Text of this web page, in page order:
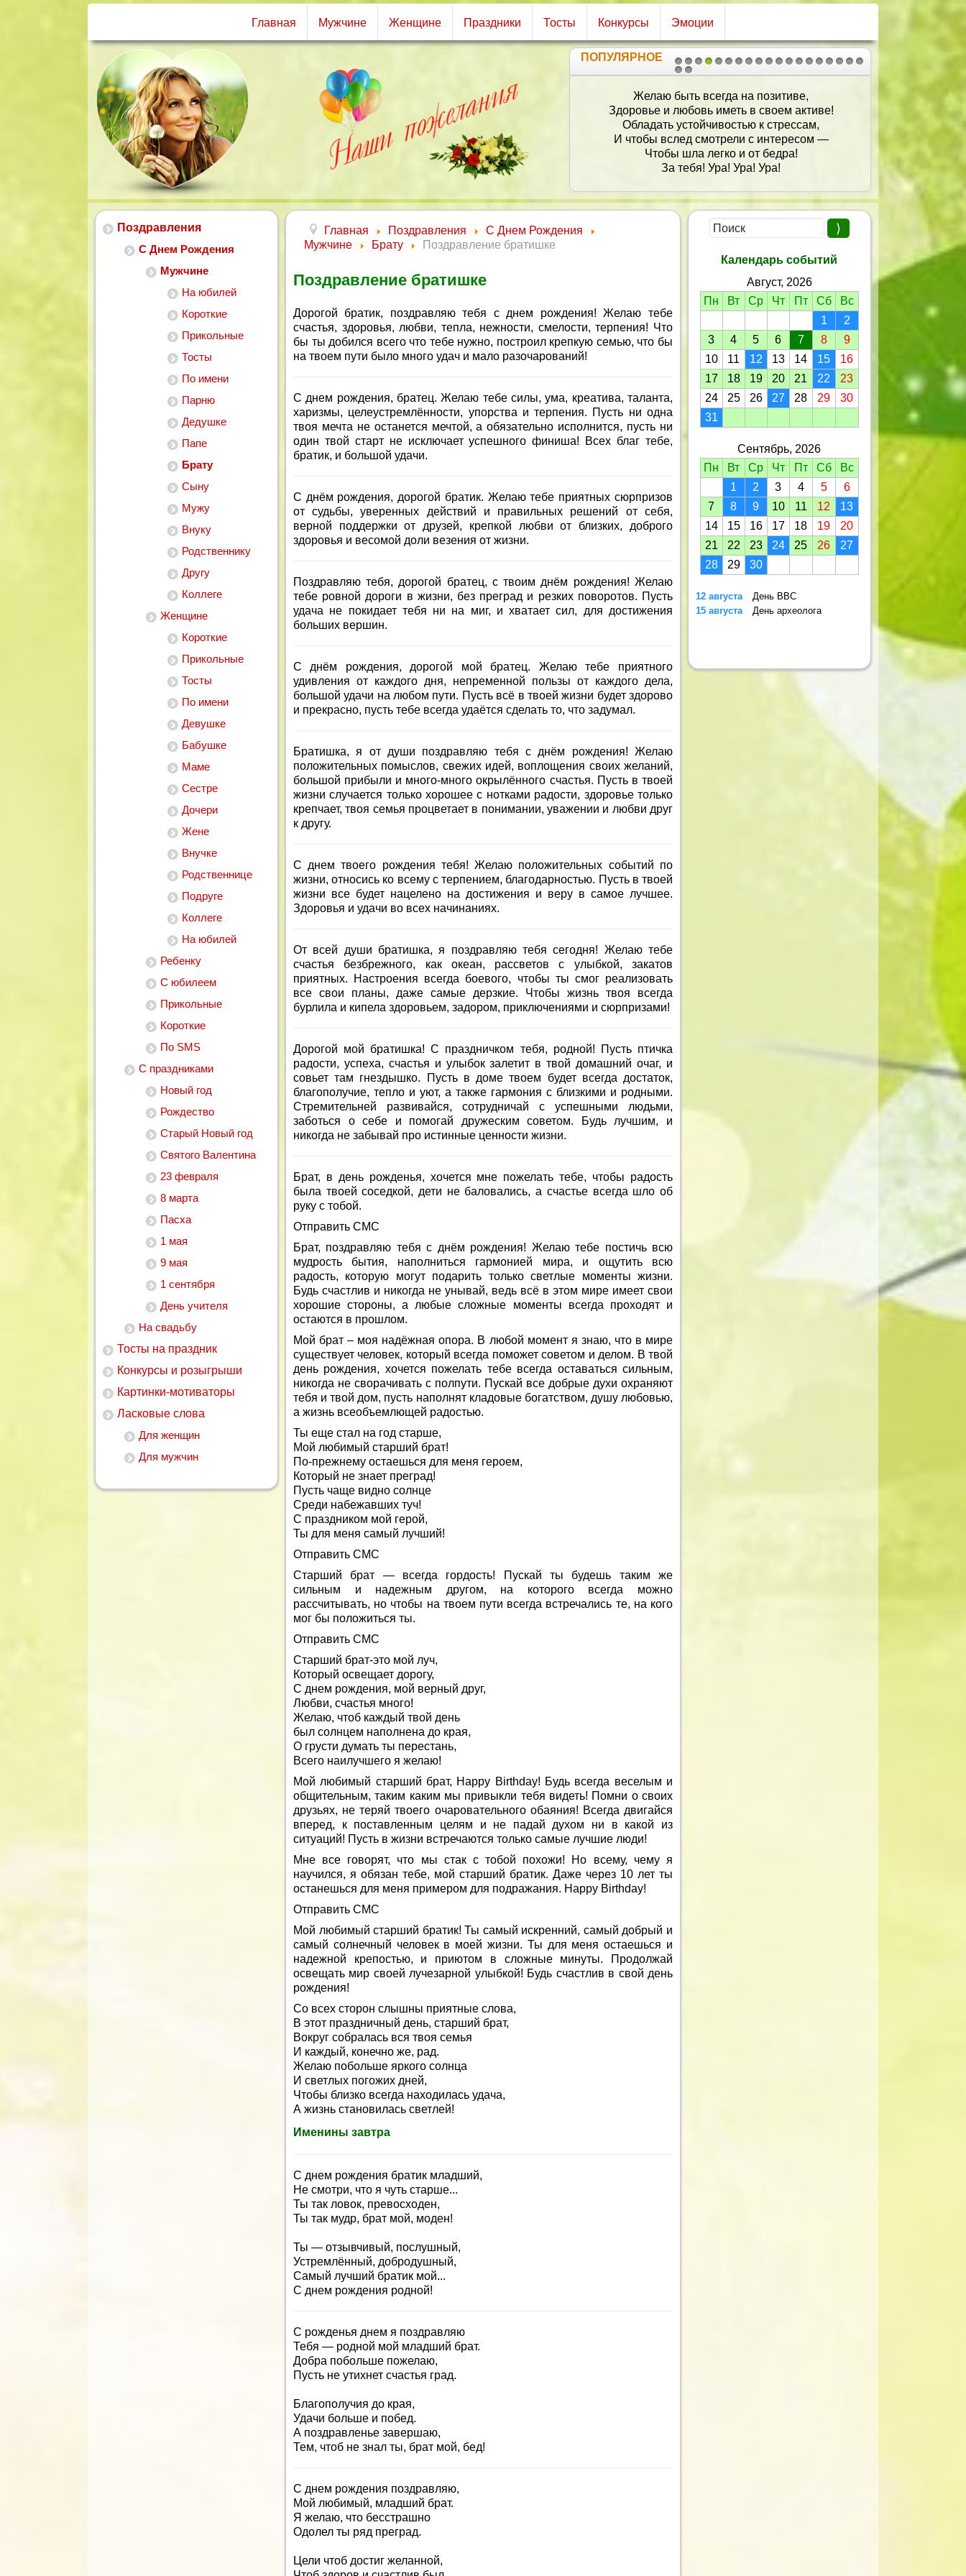
Главная Мужчине Женщине Праздники Тосты Конкурсы Эмоции
1 2
2021
ПОПУЛЯРНОЕ
Желаю быть всегда на позитиве,
Здоровье и любовь иметь в своем активе!
Обладать устойчивостью к стрессам,
И чтобы вслед смотрели с интересом —
Чтобы шла легко и от бедра!
За тебя! Ура! Ура! Ура!
Поздравления
С Днем Рождения
Мужчине
На юбилей
Короткие
Прикольные
Тосты
По имени
Парню
Дедушке
Папе
Брату
Сыну
Мужу
Внуку
Родственнику
Другу
Коллеге
Женщине
Короткие
Прикольные
Тосты
По имени
Девушке
Бабушке
Маме
Сестре
Дочери
Жене
Внучке
Родственнице
Подруге
Коллеге
На юбилей
Ребенку
С юбилеем
Прикольные
Короткие
По SMS
С праздниками
Новый год
Рождество
Старый Новый год
Святого Валентина
23 февраля
8 марта
Пасха
1 мая
9 мая
1 сентября
День учителя
На свадьбу
Тосты на праздник
Конкурсы и розыгрыши
Картинки-мотиваторы
Ласковые слова
Для женщин
Для мужчин
Главная Поздравления
С Днем Рождения
Мужчине
Брату Поздравление братишке
Поздравление братишке
Дорогой братик, поздравляю тебя с днем рождения! Желаю тебе
счастья, здоровья, любви, тепла, нежности, смелости, терпения! Что
бы ты добился всего что тебе нужно, построил крепкую семью, что бы
на твоем пути было много удач и мало разочарований!
С днем рождения, братец. Желаю тебе силы, ума, креатива, таланта,
харизмы, целеустремлённости, упорства и терпения. Пусть ни одна
твоя мечта не останется мечтой, а обязательно исполнится, пусть ни
один твой старт не исключает успешного финиша! Всех благ тебе,
братик, и большой удачи.
С днём рождения, дорогой братик. Желаю тебе приятных сюрпризов
от судьбы, уверенных действий и правильных решений от себя,
верной поддержки от друзей, крепкой любви от близких, доброго
здоровья и весомой доли везения от жизни.
Поздравляю тебя, дорогой братец, с твоим днём рождения! Желаю
тебе ровной дороги в жизни, без преград и резких поворотов. Пусть
удача не покидает тебя ни на миг, и хватает сил, для достижения
больших вершин.
С днём рождения, дорогой мой братец. Желаю тебе приятного
удивления от каждого дня, непременной пользы от каждого дела,
большой удачи на любом пути. Пусть всё в твоей жизни будет здорово
и прекрасно, пусть тебе всегда удаётся сделать то, что задумал.
Братишка, я от души поздравляю тебя с днём рождения! Желаю
положительных помыслов, свежих идей, воплощения своих желаний,
большой прибыли и много-много окрылённого счастья. Пусть в твоей
жизни случается только хорошее с нотками радости, здоровье только
крепчает, твоя семья процветает в понимании, уважении и любви друг
к другу.
С днем твоего рождения тебя! Желаю положительных событий по
жизни, относись ко всему с терпением, благодарностью. Пусть в твоей
жизни все будет нацелено на достижения и веру в самое лучшее.
Здоровья и удачи во всех начинаниях.
От всей души братишка, я поздравляю тебя сегодня! Желаю тебе
счастья безбрежного, как океан, рассветов с улыбкой, закатов
приятных. Настроения всегда боевого, чтобы ты смог реализовать
все свои планы, даже самые дерзкие. Чтобы жизнь твоя всегда
бурлила и кипела здоровьем, задором, приключениями и сюрпризами!
Дорогой мой братишка! С праздничком тебя, родной! Пусть птичка
радости, успеха, счастья и улыбок залетит в твой домашний очаг, и
совьет там гнездышко. Пусть в доме твоем будет всегда достаток,
благополучие, тепло и уют, а также гармония с близкими и родными.
Стремительней развивайся, сотрудничай с успешными людьми,
заботься о себе и помогай дружеским советом. Будь лучшим, и
никогда не забывай про истинные ценности жизни.
Брат, в день рожденья, хочется мне пожелать тебе, чтобы радость
была твоей соседкой, дети не баловались, а счастье всегда шло об
руку с тобой.
Отправить СМС
Брат, поздравляю тебя с днём рождения! Желаю тебе постичь всю
мудрость бытия, наполниться гармонией мира, и ощутить всю
радость, которую могут подарить только светлые моменты жизни.
Будь счастлив и никогда не унывай, ведь всё в этом мире имеет свои
хорошие стороны, а любые сложные моменты всегда проходят и
остаются в прошлом.
Мой брат – моя надёжная опора. В любой момент я знаю, что в мире
существует человек, который всегда поможет советом и делом. В твой
день рождения, хочется пожелать тебе всегда оставаться сильным,
никогда не сворачивать с полпути. Пускай все добрые духи охраняют
тебя и твой дом, пусть наполнят кладовые богатством, душу любовью,
а жизнь всеобъемлющей радостью.
Ты еще стал на год старше,
Мой любимый старший брат!
По-прежнему остаешься для меня героем,
Который не знает преград!
Пусть чаще видно солнце
Среди набежавших туч!
С праздником мой герой,
Ты для меня самый лучший!
Отправить СМС
Старший брат — всегда гордость! Пускай ты будешь таким же
сильным и надежным другом, на которого всегда можно
рассчитывать, но чтобы на твоем пути всегда встречались те, на кого
мог бы положиться ты.
Отправить СМС
Старший брат-это мой луч,
Который освещает дорогу,
С днем рождения, мой верный друг,
Любви, счастья много!
Желаю, чтоб каждый твой день
был солнцем наполнена до края,
О грусти думать ты перестань,
Всего наилучшего я желаю!
Мой любимый старший брат, Happy Birthday! Будь всегда веселым и
общительным, таким каким мы привыкли тебя видеть! Помни о своих
друзьях, не теряй твоего очаровательного обаяния! Всегда двигайся
вперед, к поставленным целям и не падай духом ни в какой из
ситуаций! Пусть в жизни встречаются только самые лучшие люди!
Мне все говорят, что мы стак с тобой похожи! Но всему, чему я
научился, я обязан тебе, мой старший братик. Даже через 10 лет ты
останешься для меня примером для подражания. Happy Birthday!
Отправить СМС
Мой любимый старший братик! Ты самый искренний, самый добрый и
самый солнечный человек в моей жизни. Ты для меня остаешься и
надежной крепостью, и приютом в сложные минуты. Продолжай
освещать мир своей лучезарной улыбкой! Будь счастлив в свой день
рождения!
Со всех сторон слышны приятные слова,
В этот праздничный день, старший брат,
Вокруг собралась вся твоя семья
И каждый, конечно же, рад.
Желаю побольше яркого солнца
И светлых погожих дней,
Чтобы близко всегда находилась удача,
А жизнь становилась светлей!
Именины завтра
С днем рождения братик младший,
Не смотри, что я чуть старше...
Ты так ловок, превосходен,
Ты так мудр, брат мой, моден!
Ты — отзывчивый, послушный,
Устремлённый, добродушный,
Самый лучший братик мой...
С днем рождения родной!
С рожденья днем я поздравляю
Тебя — родной мой младший брат.
Добра побольше пожелаю,
Пусть не утихнет счастья град.
Благополучия до края,
Удачи больше и побед.
А поздравленье завершаю,
Тем, чтоб не знал ты, брат мой, бед!
С днем рождения поздравляю,
Мой любимый, младший брат.
Я желаю, что бесстрашно
Одолел ты ряд преград.
Цели чтоб достиг желанной,
Календарь событий
Август, 2026
Пн
Вт Ср Чт Пт Сб
Вс
1
2
3
4 5 6 7 8
9
10
11 12 13 14 15
16
17
18 19 20 21 22
23
24
25 26 27 28 29
30
31
Сентябрь, 2026
Пн
Вт Ср Чт Пт Сб
Вс
1
2 3 4 5
6
7
8 9 10 11 12
13
14
15 16 17 18 19
20
21
22 23 24 25 26
27
28
29 30
12 августа
День ВВС
15 августа
День археолога